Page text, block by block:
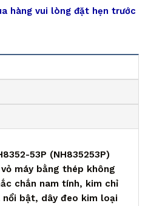
hàng vui lòng đặt hẹn trước
53P (NH835253P)
máy bằng thép không
chắn nam tính, kim chỉ
nổi bật, dây đeo kim loại